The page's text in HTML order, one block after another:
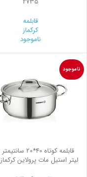
قابلمه
کرکماز
ناموجود
ناموجود
لیتر استیل مات پرولاین کرکماز 2743